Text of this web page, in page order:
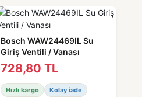
Bosch WAW24469IL Su
Giriş Ventili / Vanası
728,80 TL
Hızlı kargo Kolay iade